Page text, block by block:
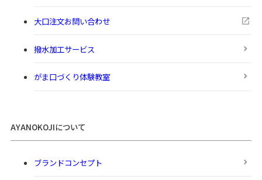
大口注文お問い合わせ
撥水加工サービス
がま口づくり体験教室
AYANOKOJIについて
ブランドコンセプト